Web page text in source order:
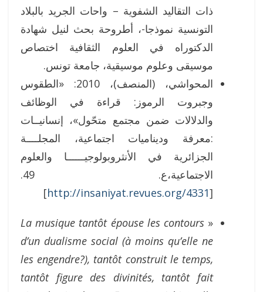
ذات التقاليد الشفوية – واحات الجريد بالبلاد
التونسية نموذجا-، أطروحة بحث لنيل شهادة
الدكتوراه في العلوم الثقافية اختصاص
موسيقى وعلوم موسيقية، جامعة تونس.
المحواشي، (المنصف)، 2010: «الطقوس
وجبروت الرموز: قراءة في الوظائف
والدلالات ضمن مجتمع متحّول»، إنسانيــات
:معرفة وديناميات اجتماعية، المجلــــة
الجزائرية في الأنثروبولوجيــــــا والعلوم
الاجتماعية،ع. 49.
[
http://insaniyat.revues.org/4331
]
«
La musique tantôt épouse les contours
d’un dualisme social (à moins qu’elle ne
les engendre?), tantôt construit le temps,
tantôt figure des divinités, tantôt fait